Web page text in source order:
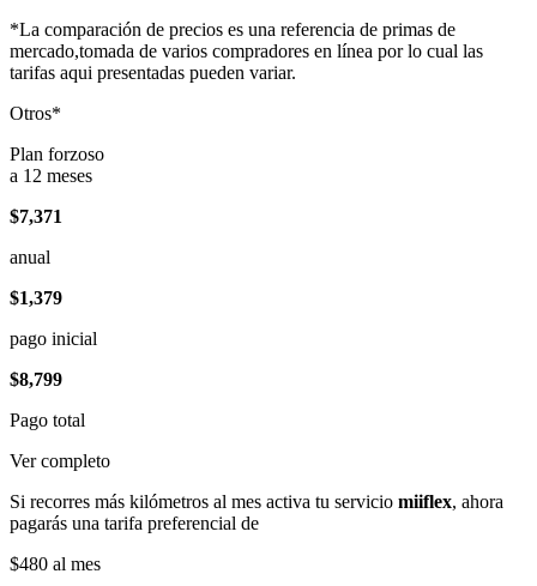
*La comparación de precios es una referencia de primas de
mercado,tomada de varios compradores en línea por lo cual las
tarifas aqui presentadas pueden variar.
Otros*
Plan forzoso
a 12 meses
$7,371
anual
$1,379
pago inicial
$8,799
Pago total
Ver completo
Si recorres más kilómetros al mes activa tu servicio miiflex, ahora
pagarás una tarifa preferencial de
$480 al mes